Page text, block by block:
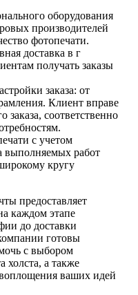
оборудования
производителей
фотопечати.
доставка в г
получать заказы
заказа: от
Клиент вправе
заказа, соответственно
с учетом
выполняемых работ
кругу
предоставляет
каждом этапе
до доставки
готовы
с выбором
холста, а также
ваших идей